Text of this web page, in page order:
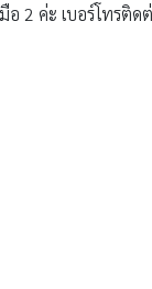
2 ค่ะ เบอร์โทรติด